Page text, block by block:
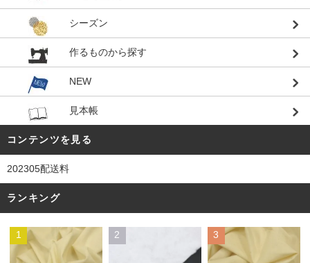
シーズン
作るものから探す
NEW
見本帳
コンテンツを見る
202305配送料
ランキング
1 2 3